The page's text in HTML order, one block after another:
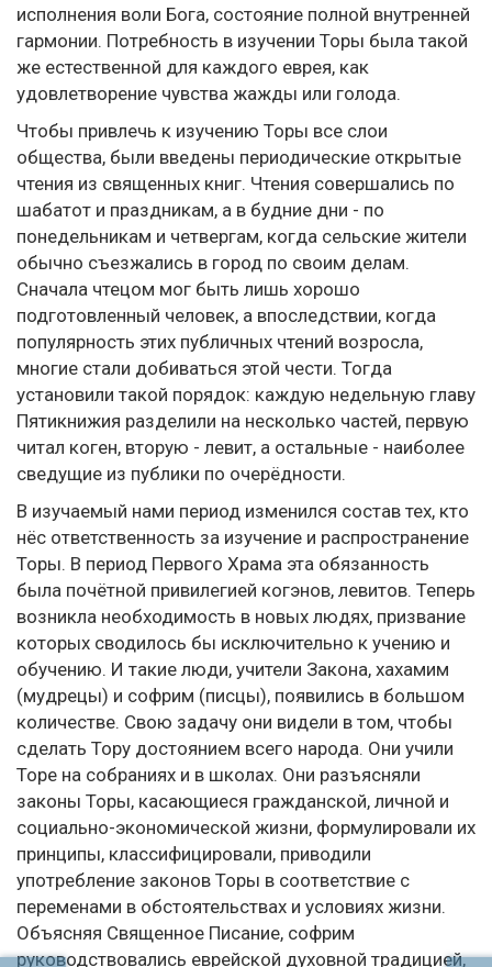
исполнения воли Бога, состояние полной внутренней
гармонии. Потребность в изучении Торы была такой
же естественной для каждого еврея, как
удовлетворение чувства жажды или голода.
Чтобы привлечь к изучению Торы все слои
общества, были введены периодические открытые
чтения из священных книг. Чтения совершались по
шабатот и праздникам, а в будние дни - по
понедельникам и четвергам, когда сельские жители
обычно съезжались в город по своим делам.
Сначала чтецом мог быть лишь хорошо
подготовленный человек, а впоследствии, когда
популярность этих публичных чтений возросла,
многие стали добиваться этой чести. Тогда
установили такой порядок: каждую недельную главу
Пятикнижия разделили на несколько частей, первую
читал коген, вторую - левит, а остальные - наиболее
сведущие из публики по очерёдности.
В изучаемый нами период изменился состав тех, кто
нёс ответственность за изучение и распространение
Торы. В период Первого Храма эта обязанность
была почётной привилегией когэнов, левитов. Теперь
возникла необходимость в новых людях, призвание
которых сводилось бы исключительно к учению и
обучению. И такие люди, учители Закона, хахамим
(мудрецы) и софрим (писцы), появились в большом
количестве. Свою задачу они видели в том, чтобы
сделать Тору достоянием всего народа. Они учили
Торе на собраниях и в школах. Они разъясняли
законы Торы, касающиеся гражданской, личной и
социально-экономической жизни, формулировали их
принципы, классифицировали, приводили
употребление законов Торы в соответствие с
переменами в обстоятельствах и условиях жизни.
Объясняя Священное Писание, софрим
руководствовались еврейской духовной традицией,